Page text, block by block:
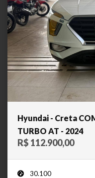
Hyundai - Creta
TURBO AT - 2024
R$ 112.900,00
30.100